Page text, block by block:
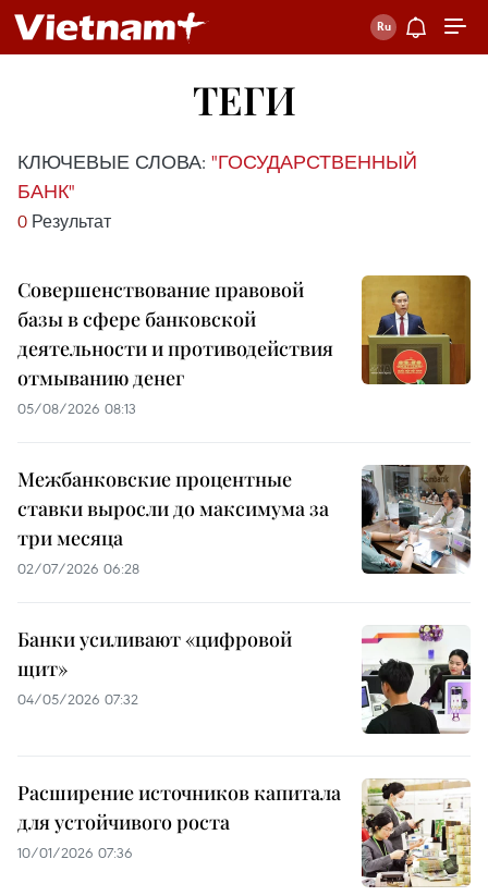
ТЕГИ
КЛЮЧЕВЫЕ СЛОВА: "ГОСУДАРСТВЕННЫЙ
БАНК"
0 Результат
Совершенствование правовой
базы в сфере банковской
деятельности и противодействия
отмыванию денег
05/08/2026 08:13
Межбанковские процентные
ставки выросли до максимума за
три месяца
02/07/2026 06:28
Банки усиливают «цифровой
щит»
04/05/2026 07:32
Расширение источников капитала
для устойчивого роста
10/01/2026 07:36